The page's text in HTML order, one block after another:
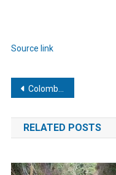
Source link
Navegación
de
entradas
Colombia conquista el Estadio Azteca en su debut mundialista
RELATED POSTS